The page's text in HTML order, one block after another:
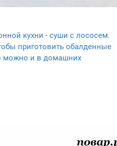
кухни - суши с лососем.
приготовить обалденные
можно и в домашних